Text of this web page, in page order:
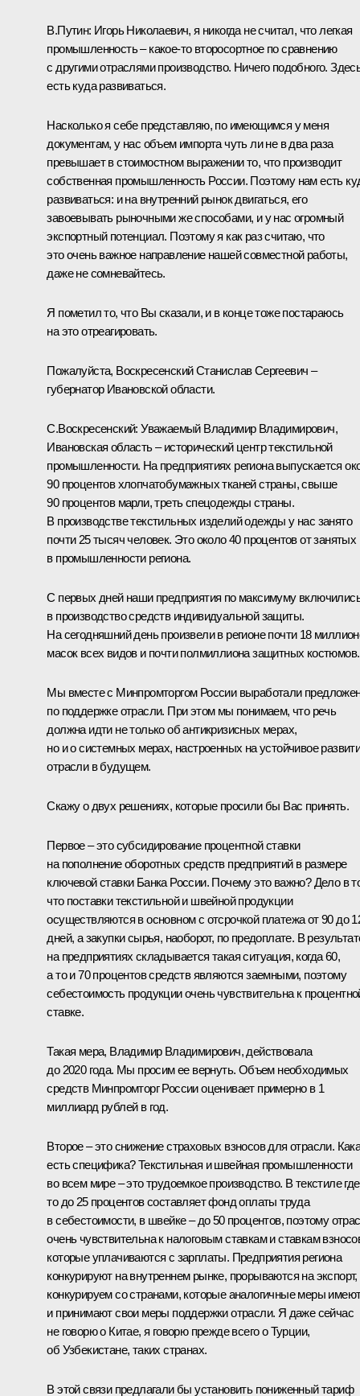
В.Путин: Игорь Николаевич, я никогда не считал, что легкая
промышленность – какое-то второсортное по сравнению
с другими отраслями производство. Ничего подобного.
есть куда развиваться.
Насколько я себе представляю, по имеющимся у меня
документам, у нас объем импорта чуть ли не в два раза
превышает в стоимостном выражении то, что производит
собственная промышленность России. Поэтому нам есть
развиваться: и на внутренний рынок двигаться, его
завоевывать рыночными же способами, и у нас огромный
экспортный потенциал. Поэтому я как раз считаю, что
это очень важное направление нашей совместной работы,
даже не сомневайтесь.
Я пометил то, что Вы сказали, и в конце тоже постараюсь
на это отреагировать.
Пожалуйста, Воскресенский Станислав Сергеевич –
губернатор Ивановской области.
С.Воскресенский:Уважаемый Владимир Владимирович,
Ивановская область – исторический центр текстильной
промышленности. На предприятиях региона выпускается
90 процентов хлопчатобумажных тканей страны, свыше
90 процентов марли, треть спецодежды страны.
В производстве текстильных изделий одежды у нас занято
почти 25 тысяч человек. Это около 40 процентов от занятых
в промышленности региона.
С первых дней наши предприятия по максимуму
в производство средств индивидуальной защиты.
На сегодняшний день произвели в регионе почти 18
масок всех видов и почти полмиллиона защитных костюмов.
Мы вместе с Минпромторгом России выработали
по поддержке отрасли. При этом мы понимаем, что речь
должна идти не только об антикризисных мерах,
но и о системных мерах, настроенных на устойчивое
отрасли в будущем.
Скажу о двух решениях, которые просили бы Вас принять.
Первое – это субсидирование процентной ставки
на пополнение оборотных средств предприятий в размере
ключевой ставки Банка России. Почему это важно? Дело в
что поставки текстильной и швейной продукции
осуществляются в основном с отсрочкой платежа от 90 до
дней, а закупки сырья, наоборот, по предоплате. В
на предприятиях складывается такая ситуация, когда 60,
а то и 70 процентов средств являются заемными, поэтому
себестоимость продукции очень чувствительна к
ставке.
Такая мера, Владимир Владимирович, действовала
до 2020 года. Мы просим ее вернуть. Объем необходимых
средств Минпромторг России оценивает примерно в 1
миллиард рублей в год.
Второе – это снижение страховых взносов для отрасли.
есть специфика? Текстильная и швейная промышленности
во всем мире – это трудоемкое производство. В текстиле
то до 25 процентов составляет фонд оплаты труда
в себестоимости, в швейке – до 50 процентов, поэтому
очень чувствительна к налоговым ставкам и ставкам
которые уплачиваются с зарплаты. Предприятия региона
конкурируют на внутреннем рынке, прорываются на экспорт,
конкурируем со странами, которые аналогичные меры
и принимают свои меры поддержки отрасли. Я даже сейчас
не говорю о Китае, я говорю прежде всего о Турции,
об Узбекистане, таких странах.
В этой связи предлагали бы установить пониженный тариф